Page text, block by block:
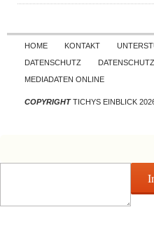
HOME KONTAKT
DATENSCHUTZ
MEDIADATEN ONLINE
COPYRIGHTTICHYS EINBLICK